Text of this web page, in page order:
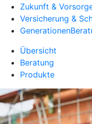
Zukunft &
Versicherung &
Übersicht
Beratung
Produkte